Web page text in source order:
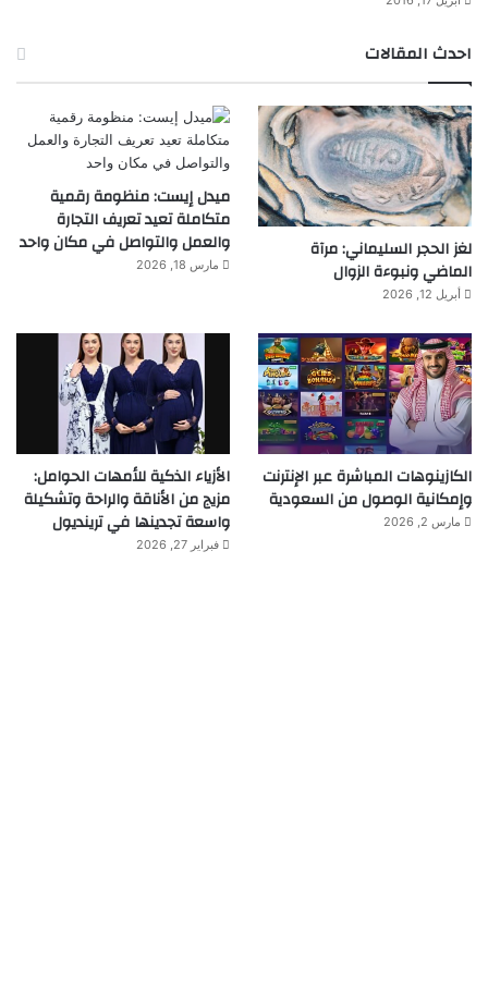
احدث المقالات
لغز الحجر السليماني: مرآة
الماضي ونبوءة الزوال
أبريل 12, 2026
ميدل إيست: منظومة رقمية
متكاملة تعيد تعريف التجارة
والعمل والتواصل في مكان واحد
مارس 18, 2026
الكازينوهات المباشرة عبر الإنترنت
وإمكانية الوصول من السعودية
مارس 2, 2026
الأزياء الذكية للأمهات الحوامل:
مزيج من الأناقة والراحة وتشكيلة
واسعة تجدينها في ترينديول
فبراير 27, 2026